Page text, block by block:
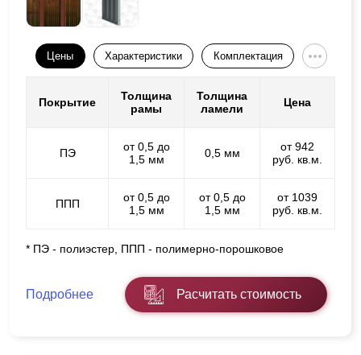
Цены Характеристики Комплектация
Покрытие
Толщина
рамы
Толщина
ламели
Цена
ПЭ
от 0,5 до
1,5 мм
0,5 мм
от 942
руб. кв.м.
ППП
от 0,5 до
1,5 мм
от 0,5 до
1,5 мм
от 1039
руб. кв.м.
* ПЭ - полиэстер, ППП - полимерно-порошковое
Подробнее Расчитать стоимость